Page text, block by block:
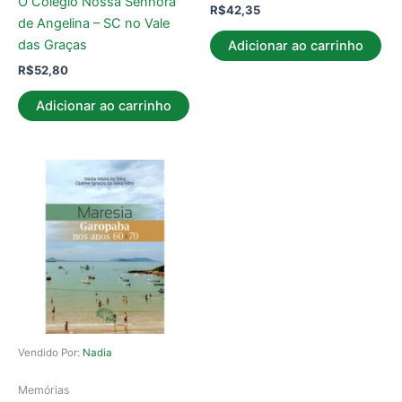
de Angelina – SC no Vale
das Graças
R$52,80
Adicionar ao carrinho
R$42,35
Adicionar ao carrinho
Vendido Por: Nadia
Memórias